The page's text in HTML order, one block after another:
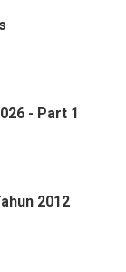
- Part 1
2012